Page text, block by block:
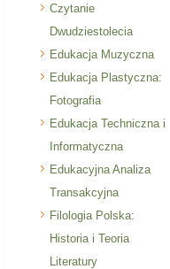
Czytanie
Dwudziestolecia
Edukacja Muzyczna
Edukacja Plastyczna:
Fotografia
Edukacja Techniczna i
Informatyczna
Edukacyjna Analiza
Transakcyjna
Filologia Polska:
Historia i Teoria
Literatury